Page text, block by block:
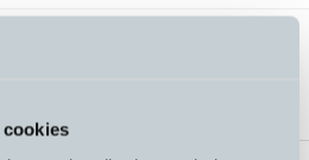
bij de Kinekt LR